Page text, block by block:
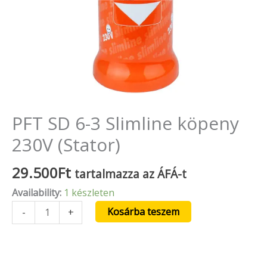
PFT SD 6-3 Slimline köpeny
230V (Stator)
29.500Ft tartalmazza az ÁFÁ-t
Availability: 1 készleten
-
+ Kosárba teszem